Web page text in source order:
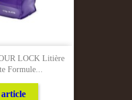
LOCK Litière
Formule...